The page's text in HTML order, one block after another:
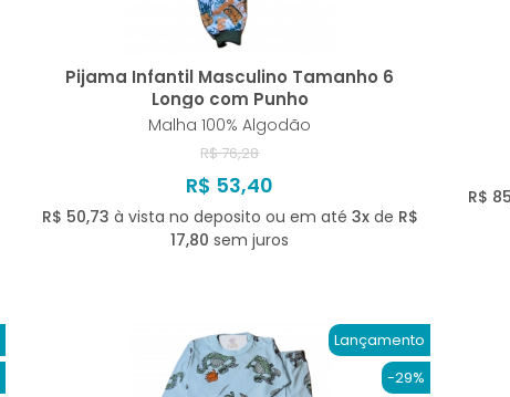
Pijama Infantil Masculino Tamanho 6
Longo com Punho
Malha 100% Algodão
R$ 76,28
R$ 53,40
R$ 50,73 à vista no deposito ou em até 3xde R$
17,80 sem juros
R$
Lançamento
-29%